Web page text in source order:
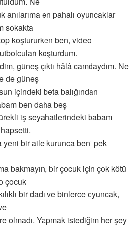
anılarıma en pahalı oyuncaklar
sokakta
koştururken ben, video
koşturdum.
güneş çıktı hâlâ camdaydım. Ne
de güneş
içindeki beta balığından
ben daha beş
iş seyahatlerindeki babam
yeni bir aile kurunca beni pek
bakmayın, bir çocuk için çok kötü
çocuk
bir dadı ve binlerce oyuncak,
olmadı. Yapmak istediğim her şey